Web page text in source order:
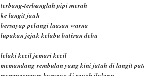
terbang-terbanglahpipi merah
ke langit jauh
bersayap pelangi luasan warna
lupakan jejak kelabu butiran debu
lelaki kecil jemari kecil
memandang rembulan yang kini jatuh di langit